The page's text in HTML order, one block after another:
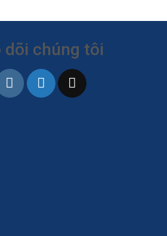
dõi chúng tôi